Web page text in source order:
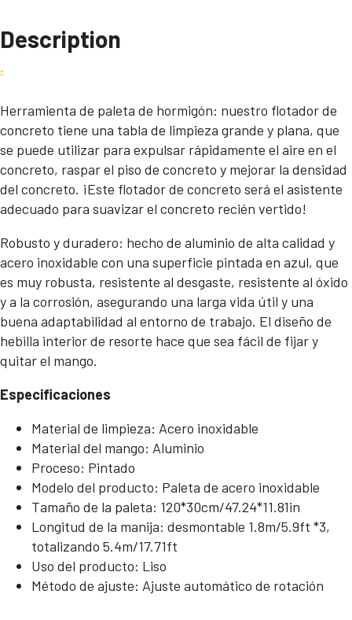
Description
Herramienta de paleta de hormigón: nuestro flotador de
concreto tiene una tabla de limpieza grande y plana, que
se puede utilizar para expulsar rápidamente el aire en el
concreto, raspar el piso de concreto y mejorar la densidad
del concreto. ¡Este flotador de concreto será el asistente
adecuado para suavizar el concreto recién vertido!
Robusto y duradero: hecho de aluminio de alta calidad y
acero inoxidable con una superficie pintada en azul, que
es muy robusta, resistente al desgaste, resistente al óxido
y a la corrosión, asegurando una larga vida útil y una
buena adaptabilidad al entorno de trabajo. El diseño de
hebilla interior de resorte hace que sea fácil de fijar y
quitar el mango.
Especificaciones
Material de limpieza: Acero inoxidable
Material del mango: Aluminio
Proceso: Pintado
Modelo del producto: Paleta de acero inoxidable
Tamaño de la paleta: 120*30cm/47.24*11.81in
Longitud de la manija: desmontable 1.8m/5.9ft *3,
totalizando 5.4m/17.71ft
Uso del producto: Liso
Método de ajuste: Ajuste automático de rotación